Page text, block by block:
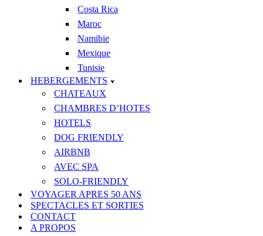
Costa Rica
Maroc
Namibie
Mexique
Tunisie
HEBERGEMENTS
CHATEAUX
CHAMBRES D’HOTES
HOTELS
DOG FRIENDLY
AIRBNB
AVEC SPA
SOLO-FRIENDLY
VOYAGER APRES 50 ANS
SPECTACLES ET SORTIES
CONTACT
A PROPOS